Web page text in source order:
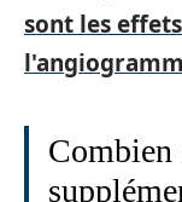
sont les
Combien